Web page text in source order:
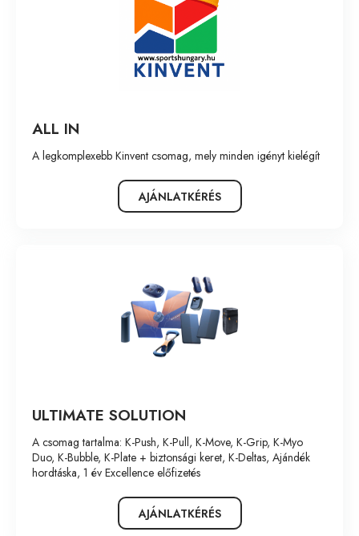
Ár szerint csökkenő
Név szerint csökkenő
ALL IN
A legkomplexebb Kinvent csomag, mely minden igényt kielégít
AJÁNLATKÉRÉS
ULTIMATE SOLUTION
A csomag tartalma: K-Push, K-Pull, K-Move, K-Grip, K-Myo
Duo, K-Bubble, K-Plate + biztonsági keret, K-Deltas, Ajándék
hordtáska, 1 év Excellence előfizetés
AJÁNLATKÉRÉS